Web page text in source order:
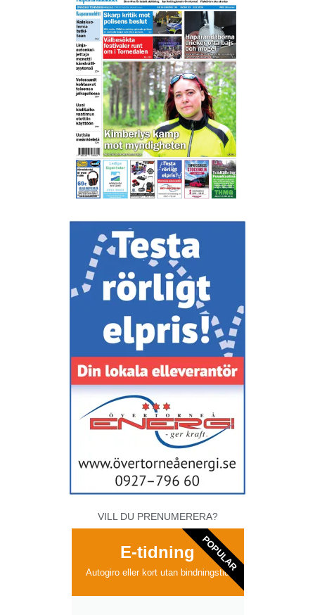
VILL DU PRENUMERERA?
E-tidning
Autogiro eller kort utan bindningstid
POPULAR